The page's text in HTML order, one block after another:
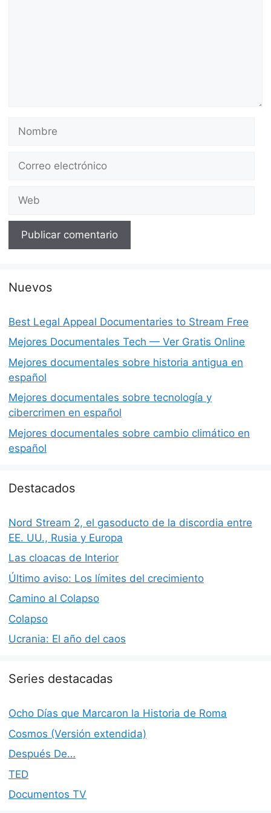
electrónico
Nuevos
Best Legal Appeal Documentaries to Stream Free
Mejores Documentales Tech — Ver Gratis Online
Mejores documentales sobre historia antigua en
español
Mejores documentales sobre tecnología y
cibercrimen en español
Mejores documentales sobre cambio climático en
español
Destacados
Nord Stream 2, el gasoducto de la discordia entre
EE. UU., Rusia y Europa
Las cloacas de Interior
Último aviso: Los límites del crecimiento
Camino al Colapso
Colapso
Ucrania: El año del caos
Series destacadas
Ocho Días que Marcaron la Historia de Roma
Cosmos (Versión extendida)
Después De…
TED
Documentos TV